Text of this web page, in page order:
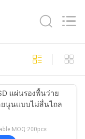
EVA
20
แผ่นรองพื้นว่าย
นูนแบบไม่ลื่นไถล
MOQ:200pcs